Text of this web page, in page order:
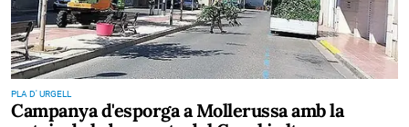
PLA D' URGELL
Campanya d'esporga a Mollerussa amb la